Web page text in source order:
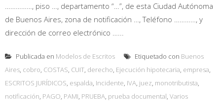
……………, piso …, departamento “…”, de esta Ciudad Autónoma
de Buenos Aires, zona de notificación …, Teléfono …………, y
dirección de correo electrónico …...
Publicada en Modelos de Escritos Etiquetado con Buenos
Aires, cobro, COSTAS, CUIT, derecho, Ejecución hipotecaria, empresa,
ESCRITOS JURÍDICOS, espalda, Incidente, IVA, juez, monotributista,
notificación, PAGO, PAMI, PRUEBA, prueba documental, Varios